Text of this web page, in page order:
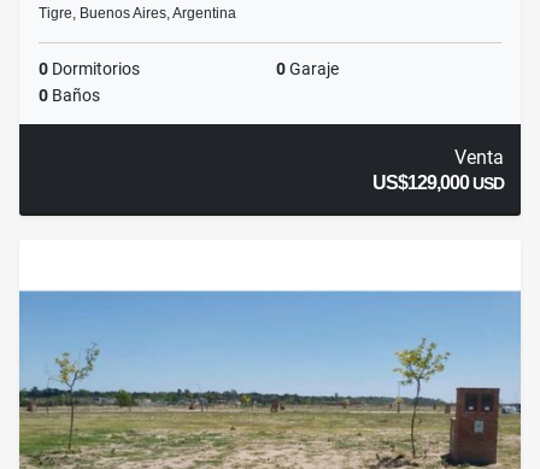
Tigre, Buenos Aires, Argentina
0 Dormitorios 0Garaje
0 Baños
Venta
US$129,000USD